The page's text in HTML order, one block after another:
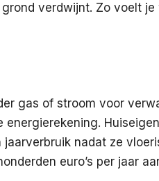
verdwijnt. Zo voelt je
gas of stroom voor
nadat ze
euro’s per jaar